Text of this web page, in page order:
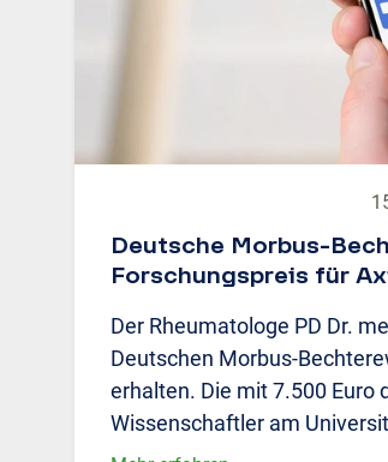
Deutsche Morbus-
Forschungspreis für
Der Rheumatologe PD Dr.
Deutschen Morbus-
erhalten. Die mit 7.500 Euro
Wissenschaftler am